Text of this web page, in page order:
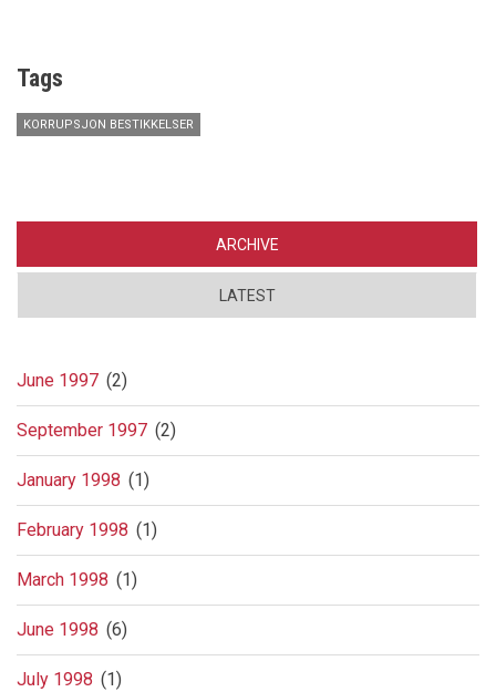
Tags
KORRUPSJON BESTIKKELSER
ARCHIVE
LATEST
June 1997 (2)
September 1997 (2)
January 1998 (1)
February 1998 (1)
March 1998 (1)
June 1998 (6)
July 1998 (1)